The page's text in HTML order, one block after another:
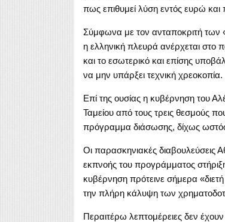
πως επιθυμεί λύση εντός ευρώ
Σύμφωνα με τον ανταποκριτή των
η ελληνική πλευρά ανέρχεται
και το εσωτερικό και επίσης
να μην υπάρξει τεχνική χρεοκοπία.
Επί της ουσίας η κυβέρνηση του
Ταμείου από τους τρεις θεσμούς
πρόγραμμα διάσωσης, δίχως
Οι παρασκηνιακές διαβουλεύσεις
εκπνοής του προγράμματος
κυβέρνηση πρότεινε σήμερα
την πλήρη κάλυψη των
Περαιτέρω λεπτομέρειες δεν